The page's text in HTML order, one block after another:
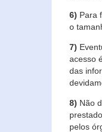
6) Para
o
7)
acesso
das
8) Não
pelos